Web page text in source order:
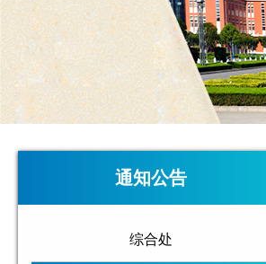
通知公告
综合处